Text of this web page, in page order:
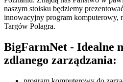
naszym stoisku będziemy
innowacyjny program komputerowy,
Targów Polagra.
BigFarmNet - Idealne
zdlanego zarządzania: